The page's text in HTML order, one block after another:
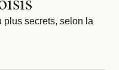
plus secrets, selon la